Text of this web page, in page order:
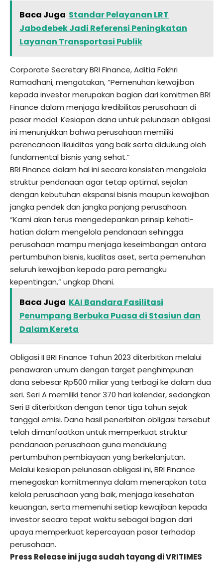
Baca Juga Standar Pelayanan LRT
Jabodebek Jadi Referensi Peningkatan
Layanan Transportasi Publik
Corporate Secretary BRI Finance, Aditia Fakhri
Ramadhani, mengatakan, “Pemenuhan kewajiban
kepada investor merupakan bagian dari komitmen BRI
Finance dalam menjaga kredibilitas perusahaan di
pasar modal. Kesiapan dana untuk pelunasan obligasi
ini menunjukkan bahwa perusahaan memiliki
perencanaan likuiditas yang baik serta didukung oleh
fundamental bisnis yang sehat.”
BRI Finance dalam hal ini secara konsisten mengelola
struktur pendanaan agar tetap optimal, sejalan
dengan kebutuhan ekspansi bisnis maupun kewajiban
jangka pendek dan jangka panjang perusahaan.
“Kami akan terus mengedepankan prinsip kehati-
hatian dalam mengelola pendanaan sehingga
perusahaan mampu menjaga keseimbangan antara
pertumbuhan bisnis, kualitas aset, serta pemenuhan
seluruh kewajiban kepada para pemangku
kepentingan,” ungkap Dhani.
Baca Juga KAI Bandara Fasilitasi
Penumpang Berbuka Puasa di Stasiun dan
Dalam Kereta
Obligasi II BRI Finance Tahun 2023 diterbitkan melalui
penawaran umum dengan target penghimpunan
dana sebesar Rp500 miliar yang terbagi ke dalam dua
seri. Seri A memiliki tenor 370 hari kalender, sedangkan
Seri B diterbitkan dengan tenor tiga tahun sejak
tanggal emisi. Dana hasil penerbitan obligasi tersebut
telah dimanfaatkan untuk memperkuat struktur
pendanaan perusahaan guna mendukung
pertumbuhan pembiayaan yang berkelanjutan.
Melalui kesiapan pelunasan obligasi ini, BRI Finance
menegaskan komitmennya dalam menerapkan tata
kelola perusahaan yang baik, menjaga kesehatan
keuangan, serta memenuhi setiap kewajiban kepada
investor secara tepat waktu sebagai bagian dari
upaya memperkuat kepercayaan pasar terhadap
perusahaan.
Press Release ini juga sudah tayang diVRITIMES